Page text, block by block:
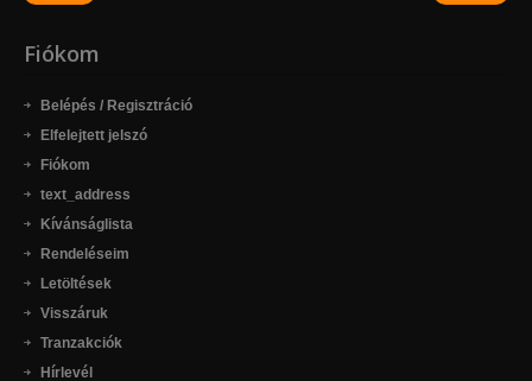
Fiókom
Belépés / Regisztráció
Elfelejtett jelszó
Fiókom
text_address
Kívánságlista
Rendeléseim
Letöltések
Visszáruk
Tranzakciók
Hírlevél